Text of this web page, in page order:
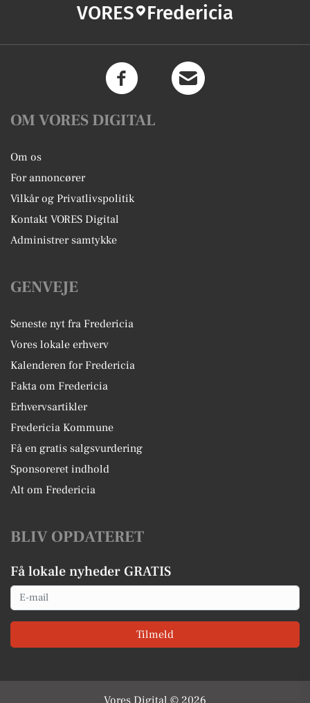
VORES Fredericia
OM VORES DIGITAL
Om os
For annoncører
Vilkår og Privatlivspolitik
Kontakt VORES Digital
Administrer samtykke
GENVEJE
Seneste nyt fra Fredericia
Vores lokale erhverv
Kalenderen for Fredericia
Fakta om Fredericia
Erhvervsartikler
Fredericia Kommune
Få en gratis salgsvurdering
Sponsoreret indhold
Alt om Fredericia
BLIV OPDATERET
Få lokale nyheder GRATIS
Email
Tilmeld
Vores Digital © 2026